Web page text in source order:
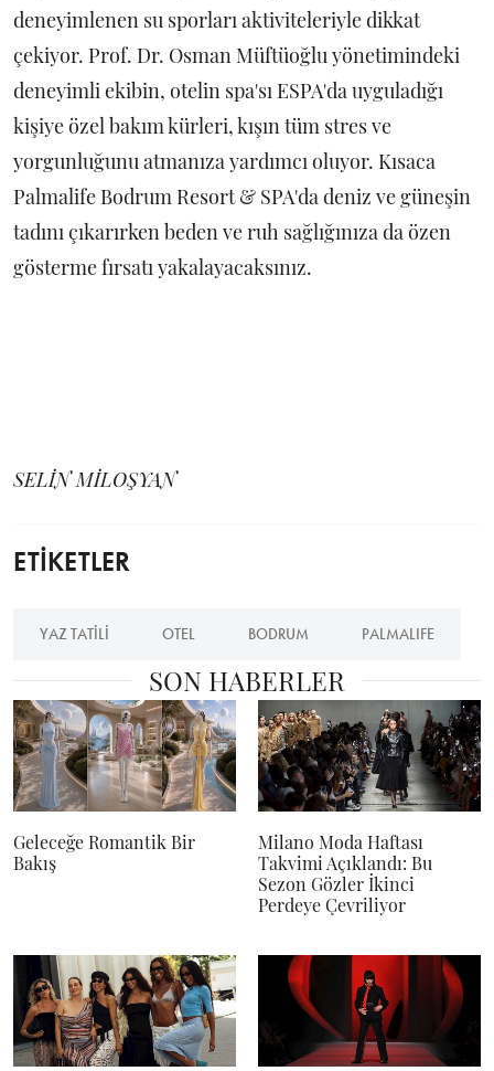
deneyimlenen su sporları aktiviteleriyle dikkat
çekiyor. Prof. Dr. Osman Müftüoğlu yönetimindeki
deneyimli ekibin, otelin spa'sı ESPA'da uyguladığı
kişiye özel bakım kürleri, kışın tüm stres ve
yorgunluğunu atmanıza yardımcı oluyor. Kısaca
Palmalife Bodrum Resort & SPA'da deniz ve güneşin
tadını çıkarırken beden ve ruh sağlığınıza da özen
gösterme fırsatı yakalayacaksınız.
SELİN MİLOŞYAN
ETİKETLER
YAZ TATILI OTEL BODRUM PALMALIFE
SON HABERLER
Geleceğe Romantik Bir
Bakış
Milano Moda Haftası
Takvimi Açıklandı: Bu
Sezon Gözler İkinci
Perdeye Çevriliyor